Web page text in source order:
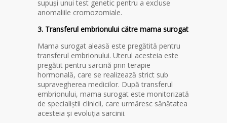
supuși unui test genetic pentru a excluse
anomaliile cromozomiale.
3. Transferul embrionului către mama surogat
Mama surogat aleasă este pregătită pentru
transferul embrionului. Uterul acesteia este
pregătit pentru sarcină prin terapie
hormonală, care se realizează strict sub
supravegherea medicilor. După transferul
embrionului, mama surogat este monitorizată
de specialiștii clinicii, care urmăresc sănătatea
acesteia și evoluția sarcinii.